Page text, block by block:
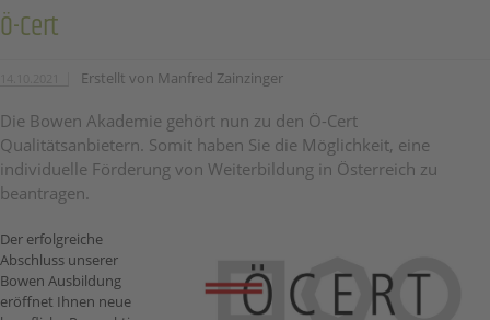
Ö-Cert
Erstellt von Manfred Zainzinger
Die Bowen Akademie gehört nun zu den Ö-Cert
Qualitätsanbietern. Somit haben Sie die Möglichkeit, eine
individuelle Förderung von Weiterbildung in Österreich zu
beantragen.
Der erfolgreiche
Abschluss unserer
Bowen Ausbildung
eröffnet Ihnen neue